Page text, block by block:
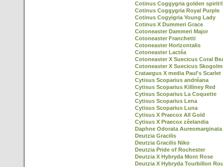
Cotinus Coggygria golden spirit®
Cotinus Coggygria Royal Purple
Cotinus Cogyigria Young Lady
Cotinus X Dummeri Grace
Cotoneaster Dammeri Major
Cotoneaster Franchetti
Cotoneaster Horizontalis
Cotoneaster Lactéa
Cotoneaster X Suecicus Coral
Cotoneaster X Suecicus
Crataegus X media Paul's Scarlet
Cytisus Scoparius andréana
Cytisus Scoparius Killiney Red
Cytisus Scoparius La Coquette
Cytisus Scoparius Lena
Cytisus Scoparius Luna
Cytisus X Praecox All Gold
Cytisus X Praecox zéelandia
Daphne Odorata Aureomarginata
Deutzia Gracilis
Deutzia Gracilis Niko
Deutzia Pride of Rochester
Deutzia X Hybryda Mont Rose
Deutzia X Hybryda Tourbillon